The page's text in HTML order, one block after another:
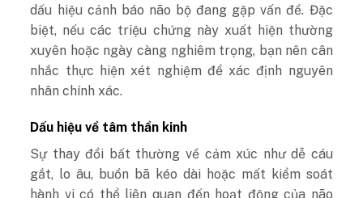
dấu hiệu cảnh báo não bộ đang gặp vấn đề. Đặc
biệt, nếu các triệu chứng này xuất hiện thường
xuyên hoặc ngày càng nghiêm trọng, bạn nên cân
nhắc thực hiện xét nghiệm để xác định nguyên
nhân chính xác.
Dấu hiệu về tâm thần kinh
Sự thay đổi bất thường về cảm xúc như dễ cáu
gắt, lo âu, buồn bã kéo dài hoặc mất kiểm soát
hành vi có thể liên quan đến hoạt động của não